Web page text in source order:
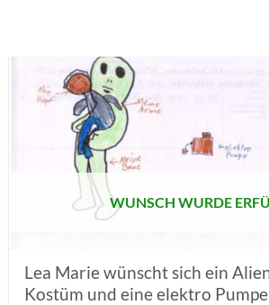
WUNSCH WURDE
Lea Marie wünscht sich ein
Kostüm und eine elektro Pumpe